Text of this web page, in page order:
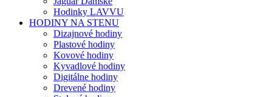
Hodinky LAVVU
HODINY NA STENU
Dizajnové hodiny
Plastové hodiny
Kovové hodiny
Kyvadlové hodiny
Digitálne hodiny
Drevené hodiny